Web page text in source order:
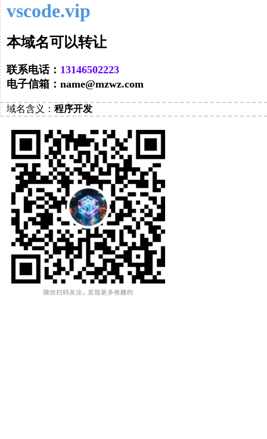
vscode.vip
让转以可名域本
联系电话： 32220564131
电子信箱： moc.zwzm@eman
域名含义： 程序开发